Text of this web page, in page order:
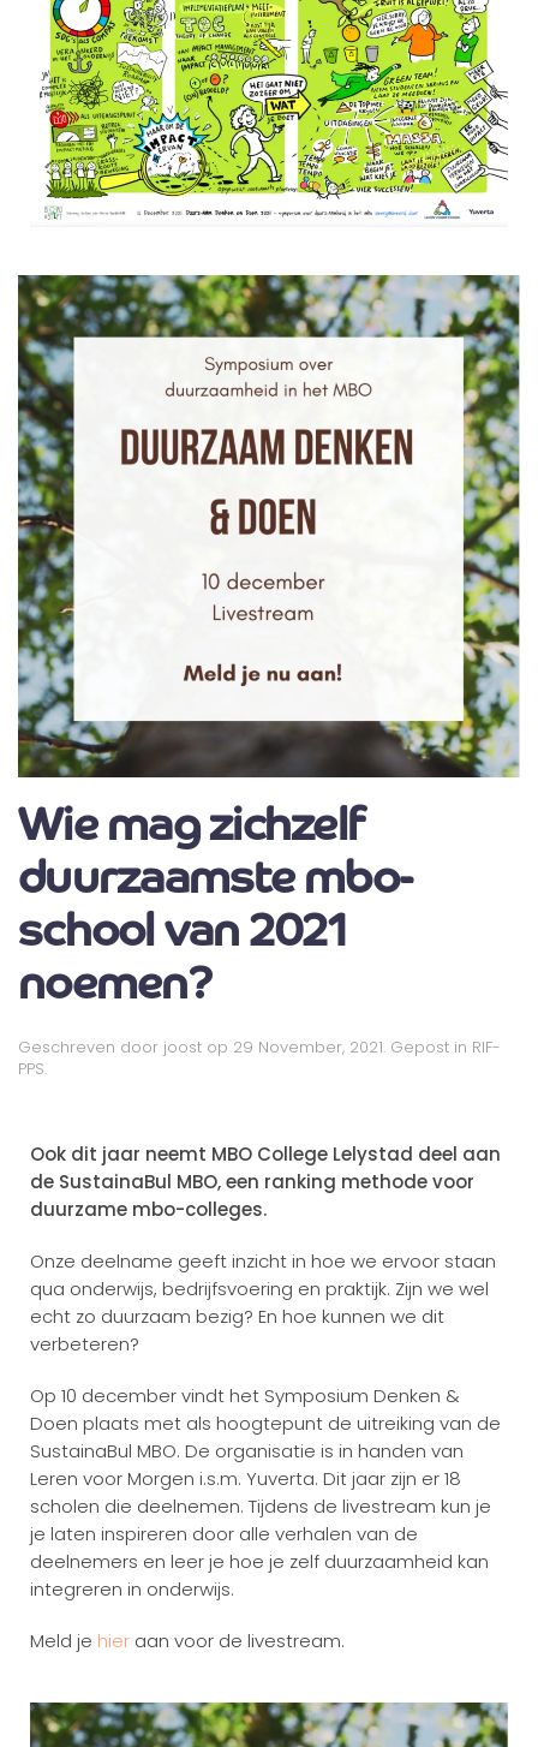
Wie mag zichzelf
duurzaamste mbo-
school van 2021
noemen?
Geschreven door joost op 29 November, 2021. Gepost in RIF-
PPS.
Ook dit jaar neemt MBO College Lelystad deel aan
de SustainaBul MBO, een ranking methode voor
duurzame mbo-colleges.
Onze deelname geeft inzicht in hoe we ervoor staan
qua onderwijs, bedrijfsvoering en praktijk. Zijn we wel
echt zo duurzaam bezig? En hoe kunnen we dit
verbeteren?
Op 10 december vindt het Symposium Denken &
Doen plaats met als hoogtepunt de uitreiking van de
SustainaBul MBO. De organisatie is in handen van
Leren voor Morgen i.s.m. Yuverta. Dit jaar zijn er 18
scholen die deelnemen. Tijdens de livestream kun je
je laten inspireren door alle verhalen van de
deelnemers en leer je hoe je zelf duurzaamheid kan
integreren in onderwijs.
Meld je hier aan voor de livestream.